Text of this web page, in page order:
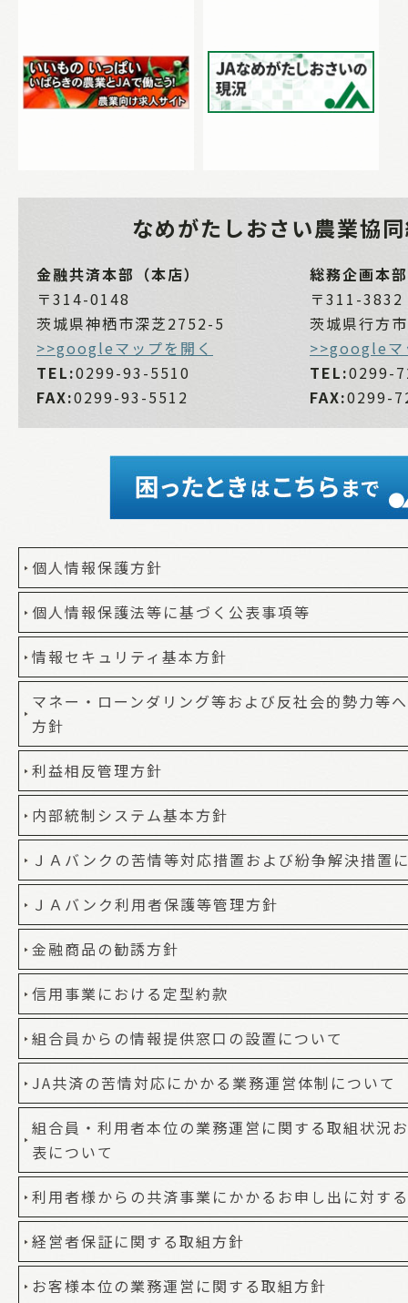
なめがたしおさい農業協
金融共済本部（本店）
〒314-0148
茨城県神栖市深芝2752-5
>>googleマップを開く
TEL:0299-93-5510
FAX:0299-93-5512
総務企画本
〒311-3832
茨城県行方
>>googleマ
TEL:0299-
FAX:0299-
個人情報保護方針
個人情報保護法等に基づく公表事項等
情報セキュリティ基本方針
マネー・ローンダリング等および反社会的勢力等
方針
利益相反管理方針
内部統制システム基本方針
ＪＡバンクの苦情等対応措置および紛争解決措置
ＪＡバンク利用者保護等管理方針
金融商品の勧誘方針
信用事業における定型約款
組合員からの情報提供窓口の設置について
JA共済の苦情対応にかかる業務運営体制について
組合員・利用者本位の業務運営に関する取組状況
表について
利用者様からの共済事業にかかるお申し出に対す
経営者保証に関する取組方針
お客様本位の業務運営に関する取組方針